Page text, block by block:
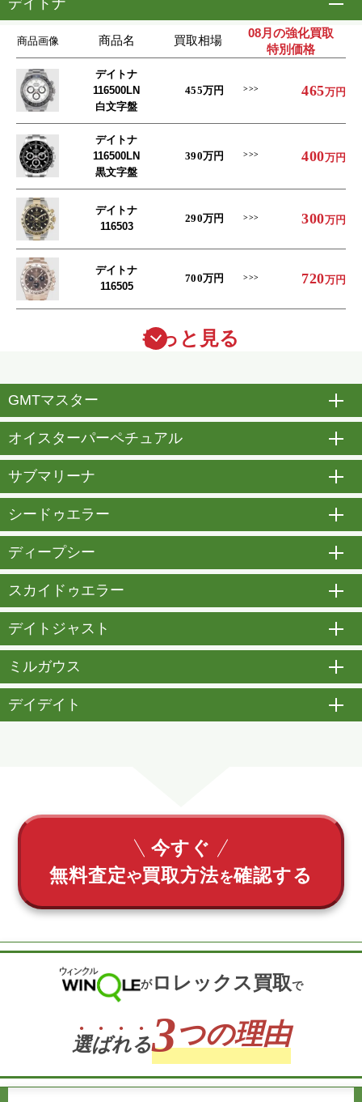
デイトナ
商品画像 商品名 買取相場
08月の強化買取
特別価格
デイトナ
116500LN
白文字盤
455万円 465万円
デイトナ
116500LN
黒文字盤
390万円 400万円
デイトナ
116503
290万円 300万円
デイトナ
116505
700万円 720万円
もっと見る
GMTマスター
オイスターパーペチュアル
サブマリーナ
シードゥエラー
ディープシー
スカイドゥエラー
デイトジャスト
ミルガウス
デイデイト
今すぐ
無料査定や買取方法を確認する
がロレックス買取で
選ばれる3つの理由